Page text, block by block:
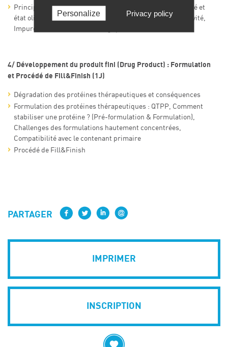
Principales techniques analytiques : Identité, Titre, Pureté et
état oligomérique, Variants de charge, Glycosylation, Activité,
Impuretés, Qualité microbiologique
4/ Développement du produit fini (Drug Product) : Formulation
et Procédé de Fill&Finish (1J)
Dégradation des protéines thérapeutiques et conséquences
Formulation des protéines thérapeutiques : QTPP, Comment
stabiliser une protéine ? (Pré-formulation & Formulation),
Challenges des formulations hautement concentrées,
Compatibilité avec le contenant primaire
Procédé de Fill&Finish
PARTAGER
IMPRIMER
INSCRIPTION
Personalize Privacy policy